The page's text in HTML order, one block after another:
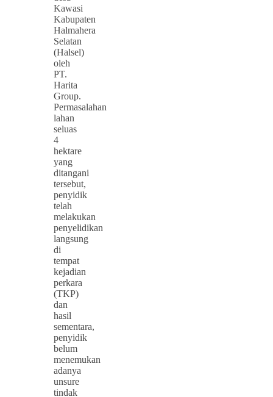
Kawasi
Kabupaten
Halmahera
Selatan
(Halsel)
oleh
PT.
Harita
Group.
Permasalahan
lahan
seluas
4
hektare
yang
ditangani
tersebut,
penyidik
telah
melakukan
penyelidikan
langsung
di
tempat
kejadian
perkara
(TKP)
dan
hasil
sementara,
penyidik
belum
menemukan
adanya
unsure
tindak